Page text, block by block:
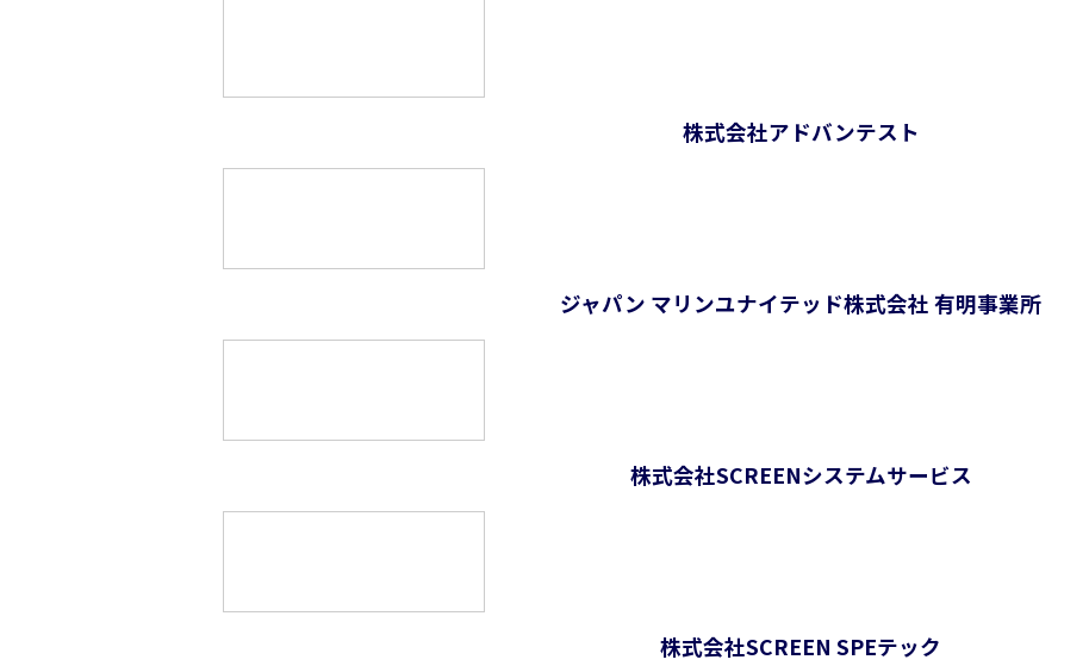
株式会社アドバンテスト
ジャパン マリンユナイテッド株式会社 有明事業所
株式会社SCREENシステムサービス
株式会社SCREEN SPEテック